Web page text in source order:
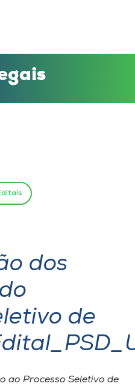
dos
de
ao Processo Seletivo de